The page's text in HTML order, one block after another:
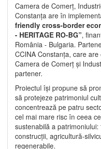
Camera de Comerț,
Constanța are în
friendly cross-border
- HERITAGE RO-BG”,
România - Bulgaria.
CCINA Constanța, care
Camera de Comerț și
partener.
Proiectul își propune să
să protejeze patrimoniul
concentrează pe patru
cel mai mare risc în ceea
sustenabilă a
construcții, agricultură-
regenerabile.